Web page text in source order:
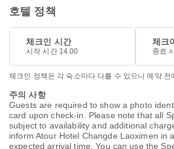
호텔 정책
체크인 시간
시작 시간 14.00
체크
종료
체크인 정책은 각 숙소마다 다를 수 있으니 예약
주의 사항
Guests are required to show a photo
card upon check-in. Please note that all
subject to availability and additional
inform Atour Hotel Changde Laoximen in
expected arrival time. You can use the